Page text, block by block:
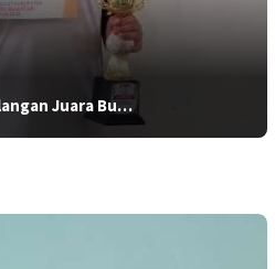
Juara Bu…